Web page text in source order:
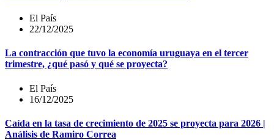
El País
22/12/2025
La contracción que tuvo la economía uruguaya en el tercer
trimestre, ¿qué pasó y qué se proyecta?
El País
16/12/2025
Caída en la tasa de crecimiento de 2025 se proyecta para 2026 |
Análisis de Ramiro Correa